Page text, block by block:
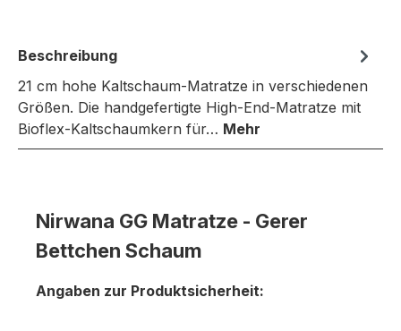
Beschreibung
21 cm hohe Kaltschaum-Matratze in verschiedenen
Größen. Die handgefertigte High-End-Matratze mit
Bioflex-Kaltschaumkern für… Mehr
Nirwana GG Matratze - Gerer
Bettchen Schaum
Angaben zur Produktsicherheit: